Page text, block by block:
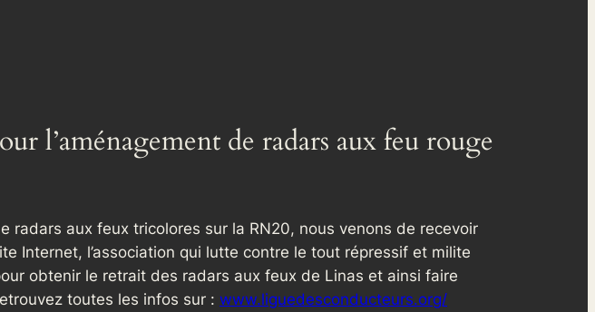
l’aménagement de radars aux feu rouge
radars aux feux tricolores sur la RN20, nous venons de recevoir
Internet, l’association qui lutte contre le tout répressif et milite
obtenir le retrait des radars aux feux de Linas et ainsi faire
toutes les infos sur : www.liguedesconducteurs.org/